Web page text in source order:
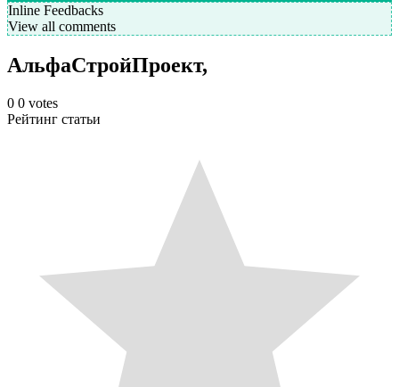
Inline Feedbacks
View all comments
АльфаСтройПроект,
0 0 votes
Рейтинг статьи